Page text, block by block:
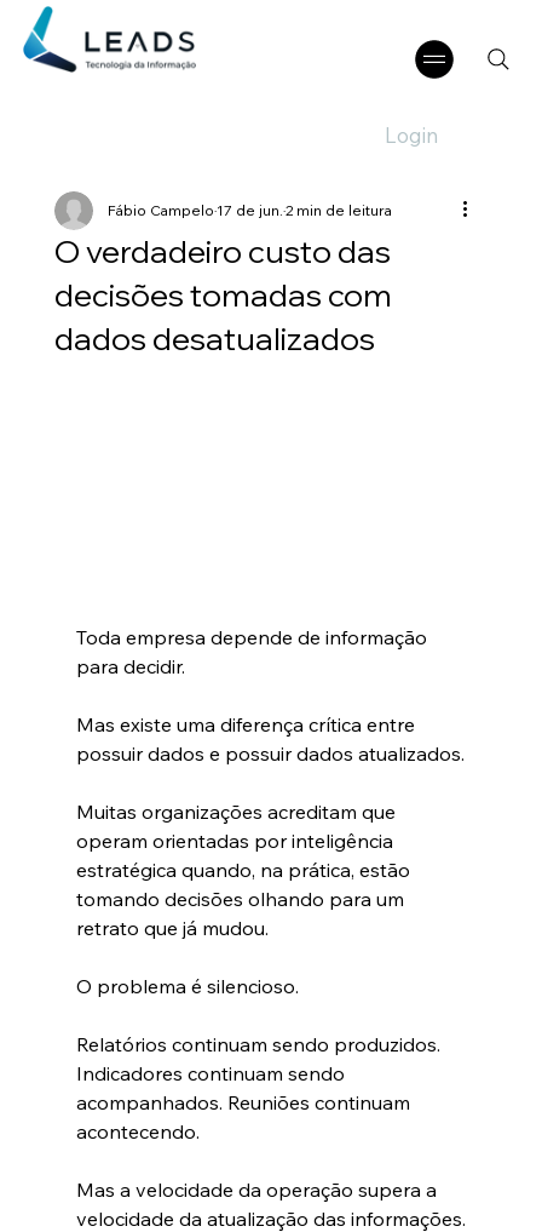
Login
O verdadeiro custo das
decisões tomadas com
dados desatualizados
Fábio Campelo17 de jun. 2 min de leitura
Toda empresa depende de informação
para decidir.
Mas existe uma diferença crítica entre
possuir dados e possuir dados atualizados.
Muitas organizações acreditam que
operam orientadas por inteligência
estratégica quando, na prática, estão
tomando decisões olhando para um
retrato que já mudou.
O problema é silencioso.
Relatórios continuam sendo produzidos.
Indicadores continuam sendo
acompanhados. Reuniões continuam
acontecendo.
Mas a velocidade da operação supera a
velocidade da atualização das informações.